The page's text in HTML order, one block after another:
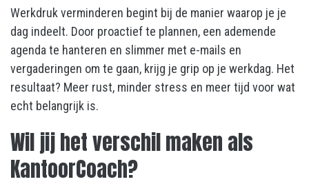
Werkdruk verminderen begint bij de manier waarop je je
dag indeelt. Door proactief te plannen, een ademende
agenda te hanteren en slimmer met e-mails en
vergaderingen om te gaan, krijg je grip op je werkdag. Het
resultaat? Meer rust, minder stress en meer tijd voor wat
echt belangrijk is.
Wil jij het verschil maken als
KantoorCoach?